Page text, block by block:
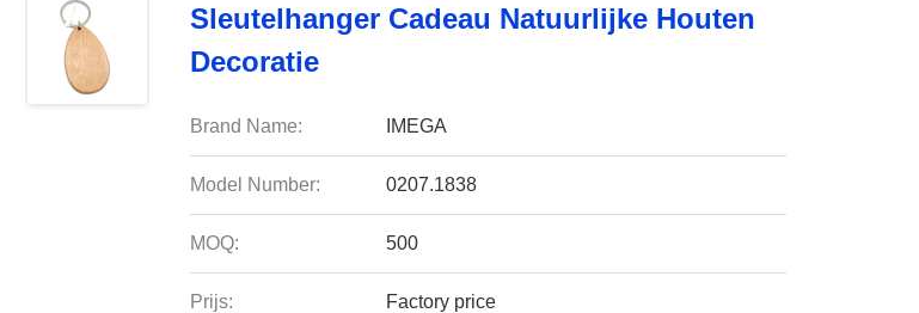
Sleutelhanger Cadeau Natuurlijke Houten
Decoratie
Brand Name: IMEGA
Model Number: 0207.1838
MOQ: 500
Prijs: Factory price